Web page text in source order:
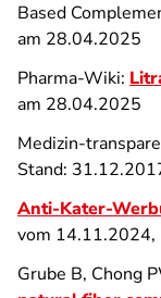
Based
am 28.04.2025
Pharma-Wiki:
am 28.04.2025
Medizin-
Stand:
Anti-Kater-
vom 14.11.2024,
Grube B, Chong